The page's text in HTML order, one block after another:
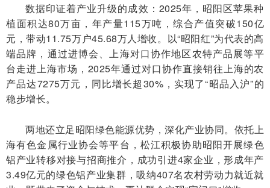
数据印证着产业升级的成效：2025年，昭阳区苹果种
植面积达80万亩，年产量115万吨，综合产值突破150亿
元，带动11.75万户45.68万人增收。以“昭阳红”为代表的高
端品牌，通过进博会、上海对口协作地区农特产品展等平
台走进上海市场，2025年通过对口协作直接销往上海的农
产品达7275万元，同比增长超30%，实现了“昭品入沪”的
稳步增长。
两地还立足昭阳绿色能源优势，深化产业协同。依托上
海有色金属行业协会等平台，松江积极协助昭阳开展绿色
铝产业转移对接与招商推介，成功引进4家企业，形成年产
3.49亿元的绿色铝产业集群，吸纳407名农村劳动力就近就